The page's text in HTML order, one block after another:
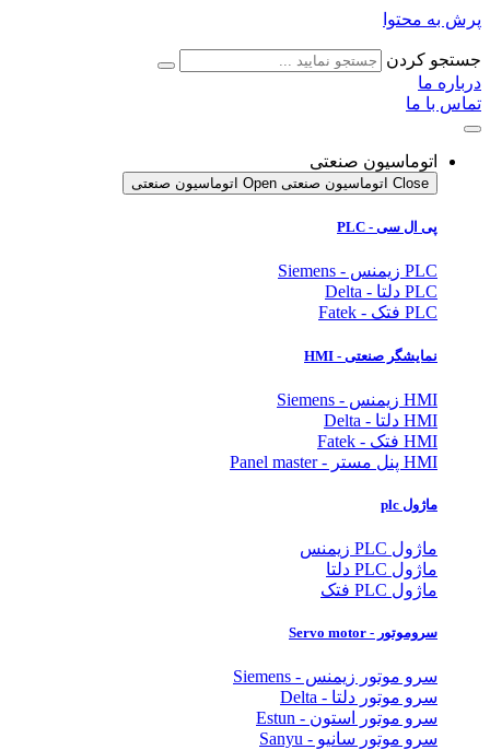
پرش به محتوا
جستجو کردن
درباره ما
تماس با ما
اتوماسیون صنعتی
Close اتوماسیون صنعتی Open اتوماسیون صنعتی
پی ال سی - PLC
PLC زیمنس - Siemens
PLC دلتا - Delta
PLC فتک - Fatek
نمایشگر صنعتی - HMI
HMI زیمنس - Siemens
HMI دلتا - Delta
HMI فتک - Fatek
HMI پنل مستر - Panel master
ماژول plc
ماژول PLC زیمنس
ماژول PLC دلتا
ماژول PLC فتک
سروموتور - Servo motor
سرو موتور زیمنس - Siemens
سرو موتور دلتا - Delta
سرو موتور استون - Estun
سرو موتور سانیو - Sanyu